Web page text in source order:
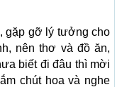
gặp gỡ lý tưởng cho
nên thơ và đồ ăn,
biết đi đâu thì mời
chút hoa và nghe